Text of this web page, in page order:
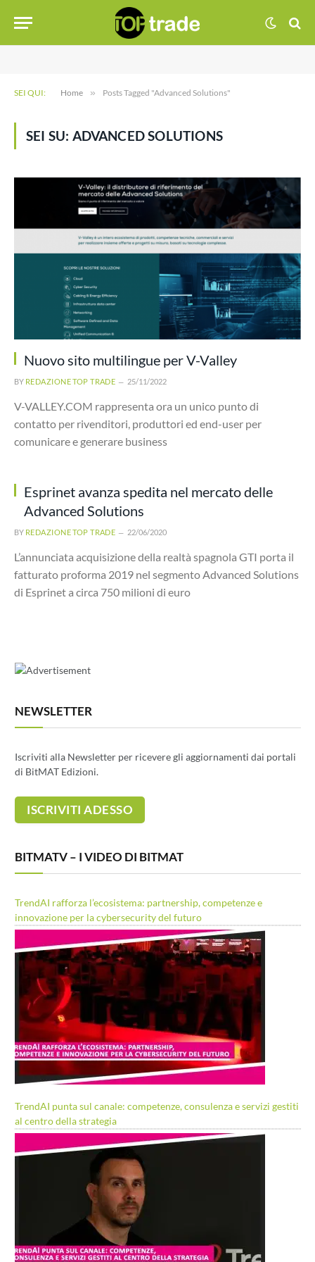
SEI QUI: Home » Posts Tagged "Advanced Solutions"
SEI SU: ADVANCED SOLUTIONS
Nuovo sito multilingue per V-Valley
BY REDAZIONE TOP TRADE 25/11/2022
V-VALLEY.COM rappresenta ora un unico punto di
contatto per rivenditori, produttori ed end-user per
comunicare e generare business
Esprinet avanza spedita nel mercato delle
Advanced Solutions
BY REDAZIONE TOP TRADE 22/06/2020
L’annunciata acquisizione della realtà spagnola GTI porta il
fatturato proforma 2019 nel segmento Advanced Solutions
di Esprinet a circa 750 milioni di euro
NEWSLETTER
Iscriviti alla Newsletter per ricevere gli aggiornamenti dai portali
di BitMAT Edizioni.
BITMATV – I VIDEO DI BITMAT
TrendAI rafforza l’ecosistema: partnership, competenze e
innovazione per la cybersecurity del futuro
TrendAI punta sul canale: competenze, consulenza e servizi gestiti
al centro della strategia